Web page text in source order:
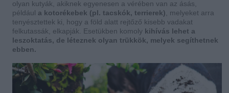
olyan kutyák, akiknek egyenesen a vérében van az ásás,
például a kotorékebek (pl. tacskók, terrierek) , melyeket arra
tenyésztettek ki, hogy a föld alatt rejtőző kisebb vadakat
felkutassák, elkapják. Esetükben komoly kihívás lehet a
leszoktatás, de léteznek olyan trükkök, melyek segíthetnek
ebben.